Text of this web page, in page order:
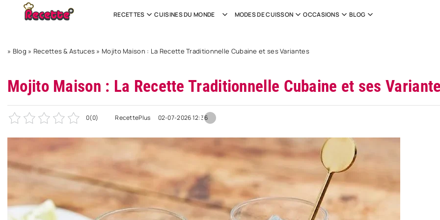
RECETTES CUISINES DU MONDE MODES DE CUISSON OCCASIONS BLOG
» Blog » Recettes & Astuces » Mojito Maison : La Recette Traditionnelle Cubaine et ses Variantes
Mojito Maison : La Recette Traditionnelle Cubaine et ses
0(0) RecettePlus 02-07-2026 12:36